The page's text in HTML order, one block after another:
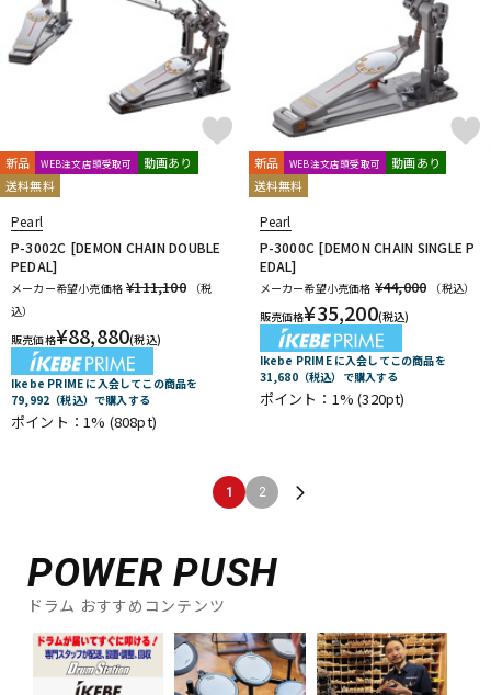
新品 WEB注文店頭受取可
動画あり
送料無料
Pearl
P-3002C [DEMON CHAIN DOUBLE
PEDAL]
メーカー希望小売価格 ¥111,100
（税
込）
販売価格¥88,880(税込)
Ikebe PRIME に入会してこの商品を
79,992（税込）で購入する
ポイント：1% (808pt)
新品 WEB注文店頭受取可
動画あり
送料無料
Pearl
P-3000C [DEMON CHAIN SINGLE P
EDAL]
メーカー希望小売価格 ¥44,000
（税込）
販売価格¥35,200(税込)
Ikebe PRIME に入会してこの商品を
31,680（税込）で購入する
ポイント：1%(320pt)
1 2
POWER PUSH
ドラム おすすめコンテンツ